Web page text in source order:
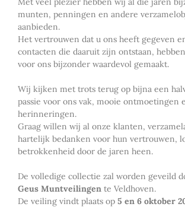
munten, penningen en andere
aanbieden.
Het vertrouwen dat u ons heeft gegeven
contacten die daaruit zijn ontstaan,
voor ons bijzonder waardevol gemaakt.
Wij kijken met trots terug op bijna een
passie voor ons vak, mooie ontmoetingen
herinneringen.
Graag willen wij al onze klanten,
hartelijk bedanken voor hun vertrouwen,
betrokkenheid door de jaren heen.
De volledige collectie zal worden geveild
Geus Muntveilingen te Veldhoven.
De veiling vindt plaats op 5 en 6 oktober